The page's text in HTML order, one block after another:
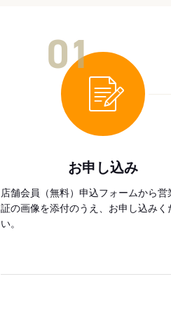
お申し込み
店舗会員（無料）申込フォームから営
証の画像を添付のうえ、お申し込みく
い。